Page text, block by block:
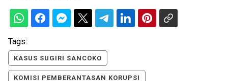
Tags:
KASUS SUGIRI SANCOKO
KOMISI PEMBERANTASAN KORUPSI